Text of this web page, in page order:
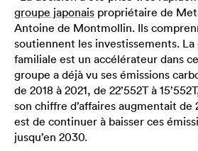
groupe japonais propriétaire de
Antoine de Montmollin. Ils
soutiennent les investissements. La
familiale est un accélérateur dans
groupe a déjà vu ses émissions
de 2018 à 2021, de 22’552T à
son chiffre d’affaires augmentait de
est de continuer à baisser ces
jusqu’en 2030.